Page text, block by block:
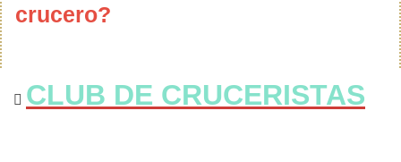
crucero?
CLUB DE CRUCERISTAS